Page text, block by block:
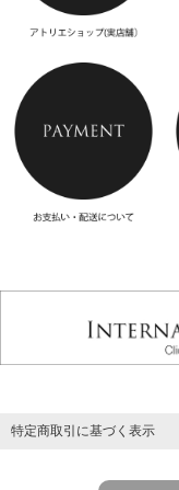
特定商取引に基づく表示